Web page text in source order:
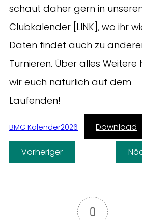
schaut daher gern in
Clubkalender [LINK], wo ihr
Daten findet auch zu
Turnieren. Über alles Weitere
wir euch natürlich auf dem
Laufenden!
BMC Kalender2026 Download
Vorheriger
0